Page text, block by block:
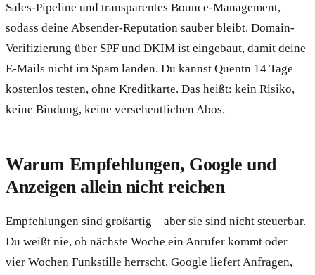
Sales-Pipeline und transparentes Bounce-Management,
sodass deine Absender-Reputation sauber bleibt. Domain-
Verifizierung über SPF und DKIM ist eingebaut, damit deine
E-Mails nicht im Spam landen. Du kannst Quentn 14 Tage
kostenlos testen, ohne Kreditkarte. Das heißt: kein Risiko,
keine Bindung, keine versehentlichen Abos.
Warum Empfehlungen, Google und
Anzeigen allein nicht reichen
Empfehlungen sind großartig – aber sie sind nicht steuerbar.
Du weißt nie, ob nächste Woche ein Anrufer kommt oder
vier Wochen Funkstille herrscht. Google liefert Anfragen,